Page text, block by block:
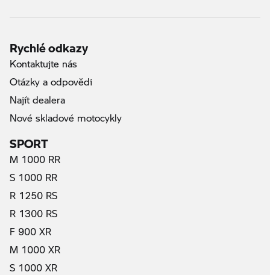
Rychlé odkazy
Kontaktujte nás
Otázky a odpovědi
Najít dealera
Nové skladové motocykly
SPORT
M 1000 RR
S 1000 RR
R 1250 RS
R 1300 RS
F 900 XR
M 1000 XR
S 1000 XR